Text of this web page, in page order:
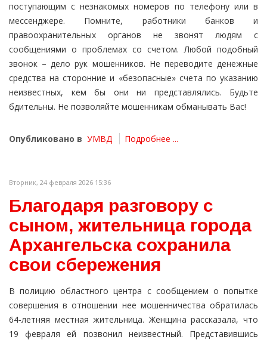
поступающим с незнакомых номеров по телефону или в
мессенджере. Помните, работники банков и
правоохранительных органов не звонят людям с
сообщениями о проблемах со счетом. Любой подобный
звонок – дело рук мошенников. Не переводите денежные
средства на сторонние и «безопасные» счета по указанию
неизвестных, кем бы они ни представлялись. Будьте
бдительны. Не позволяйте мошенникам обманывать Вас!
Опубликовано в УМВД Подробнее ...
Вторник, 24 февраля 2026 15:36
Благодаря разговору с
сыном, жительница города
Архангельска сохранила
свои сбережения
В полицию областного центра с сообщением о попытке
совершения в отношении нее мошенничества обратилась
64-летняя местная жительница. Женщина рассказала, что
19 февраля ей позвонил неизвестный. Представившись